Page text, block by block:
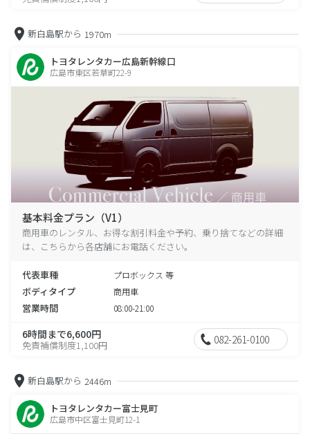
新白島駅から 1970m
トヨタレンタカー広島新幹線口
広島市東区若草町22-9
基本料金プラン（V1）
商用車のレンタル、お得な割引料金や予約、乗り捨てなどの詳細
は、こちらから各店舗にお電話ください。
代表車種 プロボックス 等
ボディタイプ 商用車
営業時間 08:00-21:00
6時間まで6,600円
免責補償制度1,100円 082-261-0100
新白島駅から 2446m
トヨタレンタカー富士見町
広島市中区富士見町12-1